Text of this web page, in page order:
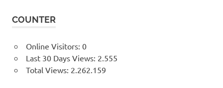
COUNTER
Online Visitors: 0
Last 30 Days Views: 2.555
Total Views: 2.262.159